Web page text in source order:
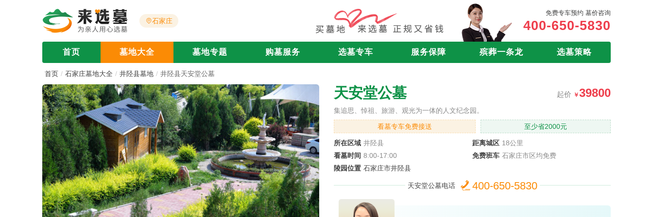
石家庄
免费专车预约 墓价咨询
400-650-5830
首页 墓地大全 墓地专题 购墓服务 选墓专车 服务保障 殡葬一条龙 选墓策略
首页 石家庄墓地大全 井陉县墓地 井陉县天安堂公墓
天安堂公墓
集追思、悼祖、旅游、观光为一体的人文纪念园。
起价 39800
看墓专车免费接送 至少省2000元
所在区域 井陉县 距离城区 18公里
看墓时间 8:00-17:00 免费班车 石家庄市区均免费
陵园位置 石家庄市井陉县
天安堂公墓电话 400-650-5830